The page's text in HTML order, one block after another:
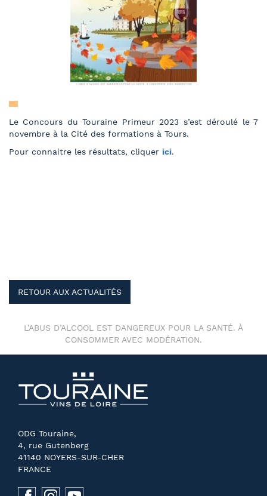
Le Concours du Touraine Primeur 2023 s’est déroulé le 7
novembre à la Cité des formations à Tours.
Pour connaitre les résultats, cliquer ici.
RETOUR AUX ACTUALITÉS
L’ABUS D’ALCOOL EST DANGEREUX POUR LA SANTÉ. À
CONSOMMER AVEC MODÉRATION.
ODG Touraine,
4, rue Gutenberg
41140 NOYERS-SUR-CHER
FRANCE